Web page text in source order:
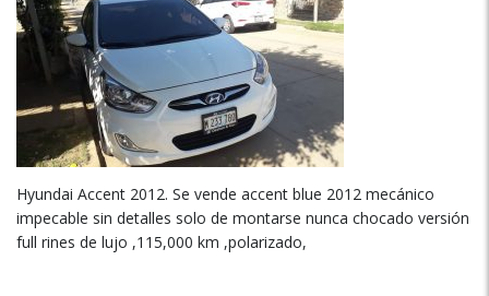
Hyundai Accent 2012. Se vende accent blue 2012 mecánico
impecable sin detalles solo de montarse nunca chocado versión
full rines de lujo ,115,000 km ,polarizado,